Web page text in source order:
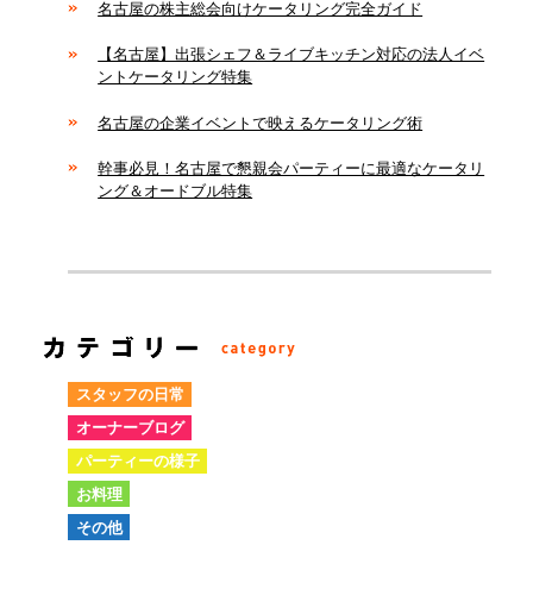
名古屋の株主総会向けケータリング完全ガイド
【名古屋】出張シェフ＆ライブキッチン対応の法人イベ
ントケータリング特集
名古屋の企業イベントで映えるケータリング術
幹事必見！名古屋で懇親会パーティーに最適なケータリ
ング＆オードブル特集
スタッフの日常
オーナーブログ
パーティーの様子
お料理
その他